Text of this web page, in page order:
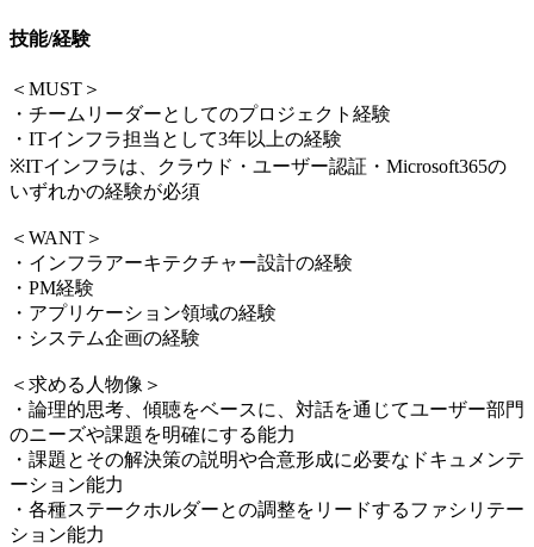
技能/経験
＜MUST＞
・チームリーダーとしてのプロジェクト経験
・ITインフラ担当として3年以上の経験
※ITインフラは、クラウド・ユーザー認証・Microsoft365の
いずれかの経験が必須
＜WANT＞
・インフラアーキテクチャー設計の経験
・PM経験
・アプリケーション領域の経験
・システム企画の経験
＜求める人物像＞
・論理的思考、傾聴をベースに、対話を通じてユーザー部門
のニーズや課題を明確にする能力
・課題とその解決策の説明や合意形成に必要なドキュメンテ
ーション能力
・各種ステークホルダーとの調整をリードするファシリテー
ション能力